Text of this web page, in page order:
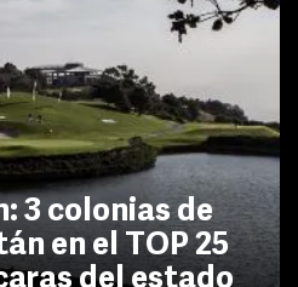
3 colonias de
en el TOP 25
del estado